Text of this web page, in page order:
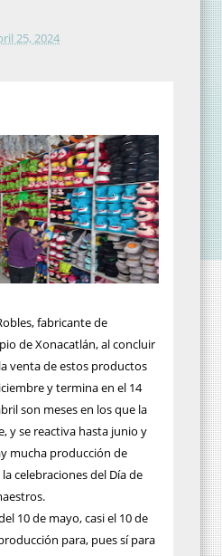
25, 2024
fabricante de
de Xonacatlán, al concluir
venta de estos productos
y termina en el 14
son meses en los que la
y se reactiva hasta junio y
mucha producción de
celebraciones del Día de
10 de mayo, casi el 10 de
para, pues sí para